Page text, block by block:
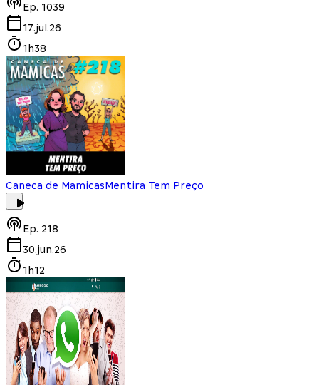
Ep. 1039
17.jul.26
1h38
Caneca de MamicasMentira Tem Preço
Ep. 218
30.jun.26
1h12